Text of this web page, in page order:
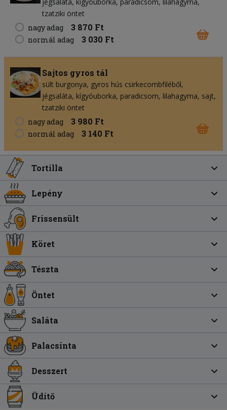
tzatziki öntet
nagy adag
3 870 Ft
normál adag 3 030 Ft
Sajtos gyros tál
sült burgonya gyros hús csirkecombfiléből
jégsaláta kígyóuborka paradicsom lilahagyma sajt
tzatziki öntet
nagy adag
3 980 Ft
normál adag 3 140 Ft
Tortilla
Lepény
Frissensült
Köret
Tészta
Öntet
Saláta
Palacsinta
Desszert
Üdítő